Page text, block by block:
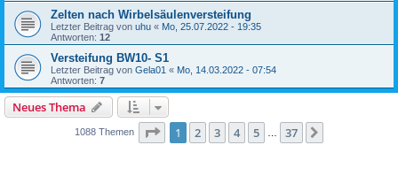
Zelten nach Wirbelsäulenversteifung
Letzter Beitrag von uhu « Mo, 25.07.2022 - 19:35
Antworten: 12
Versteifung BW10- S1
Letzter Beitrag von Gela01 « Mo, 14.03.2022 - 07:54
Antworten: 7
Neues Thema
1088 Themen Seite 1von 37
1 2 3 4 5 37